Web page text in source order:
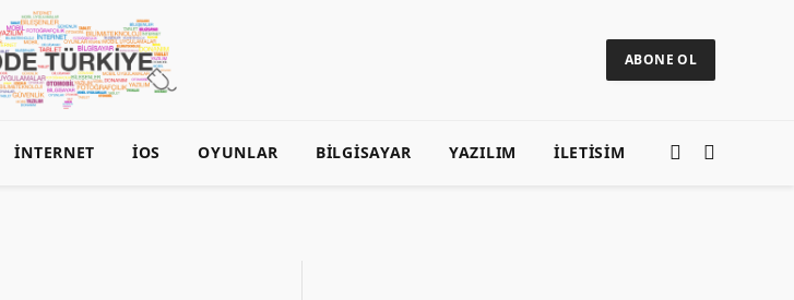
ABONE OL
İNTERNET İOS OYUNLAR BILGISAYAR YAZILIM ILETISIM